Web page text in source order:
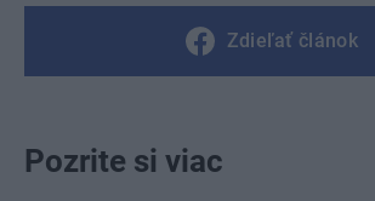
Zdieľať článok
Pozrite si viac